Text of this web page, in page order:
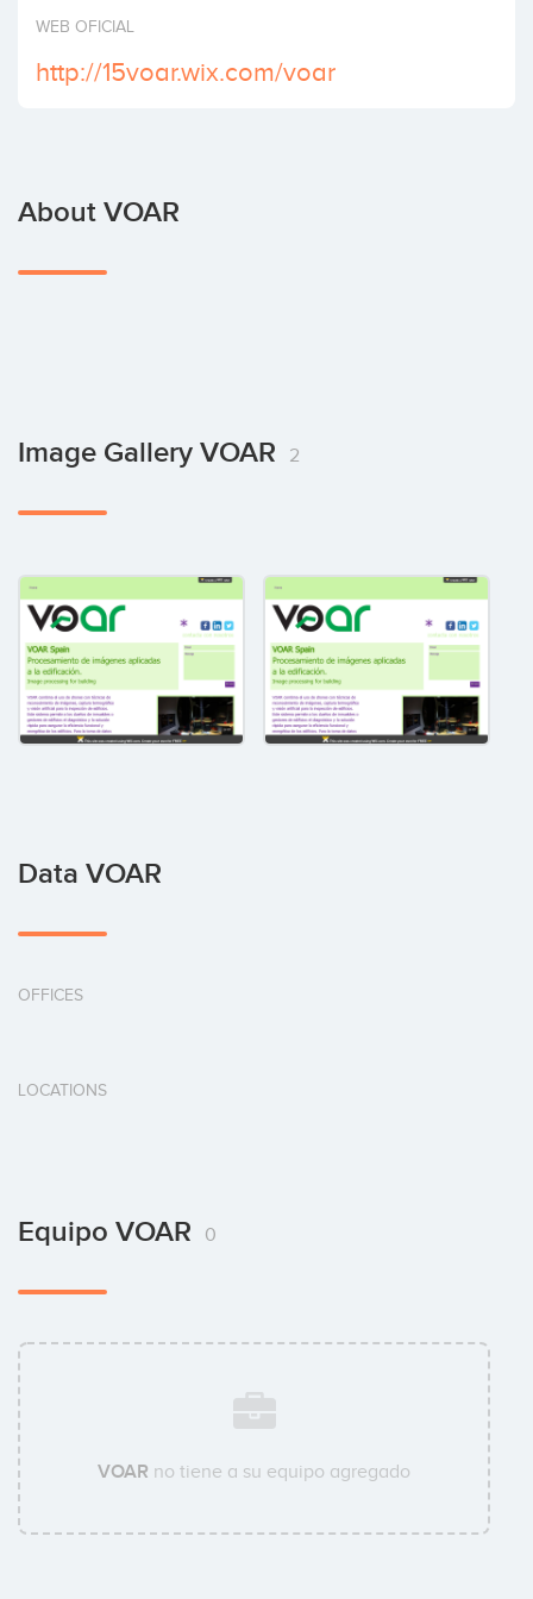
Invest
WEB OFICIAL
http://15voar.wix.com/voar
About VOAR
Image Gallery VOAR 2
Data VOAR
OFFICES
LOCATIONS
Equipo VOAR 0
VOAR no tiene a su equipo agregado